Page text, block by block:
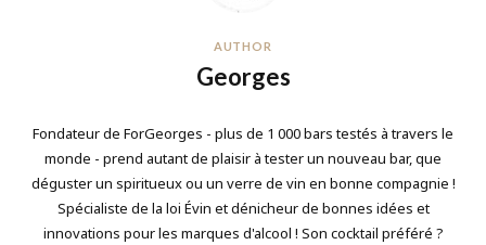
AUTHOR
Georges
Fondateur de ForGeorges - plus de 1 000 bars testés à travers le
monde - prend autant de plaisir à tester un nouveau bar, que
déguster un spiritueux ou un verre de vin en bonne compagnie !
Spécialiste de la loi Évin et dénicheur de bonnes idées et
innovations pour les marques d'alcool ! Son cocktail préféré ?